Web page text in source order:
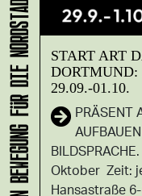
START ART
DORTMUND:
29.09.-01.10.
PRÄSENT
Oktober Zeit:
Hansastraße